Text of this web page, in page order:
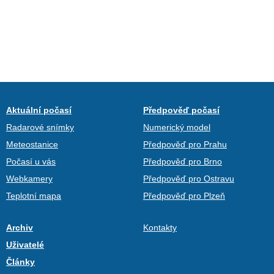
Aktuální počasí
Radarové snímky
Meteostanice
Počasí u vás
Webkamery
Teplotní mapa
Předpověď počasí
Numerický model
Předpověď pro Prahu
Předpověď pro Brno
Předpověď pro Ostravu
Předpověď pro Plzeň
Archiv
Uživatelé
Články
Kontakty